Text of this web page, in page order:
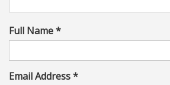
Full Name *
Email Address *